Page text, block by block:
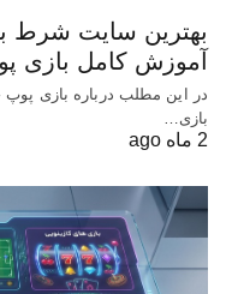
بهترین سایت شرط
آموزش کامل بازی
در این مطلب درباره بازی پوپ
بازی…
2 ماه ago